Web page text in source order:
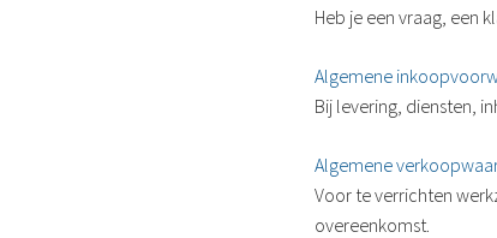
Heb je een vraag, een
Algemene
Bij levering, diensten,
Algemene
Voor te verrichten
overeenkomst.